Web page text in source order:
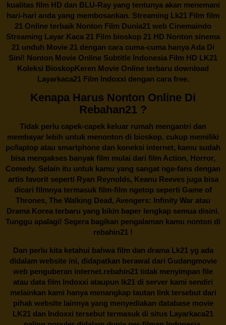
kualitas film HD dan BLU-Ray yang tentunya akan menemani
hari-hari anda yang membosankan. Streaming Lk21 Film film
21 Online terbaik Nonton Film Dunia21 web Cinemaindo
Streaming Layar Kaca 21 Film bioskop 21 HD Nonton sinema
21 unduh Movie 21 dengan cara cuma-cuma hanya Ada Di
Sini! Nonton Movie Online Subtitle Indonesia Film HD LK21
Koleksi BioskopKeren Movie Online terbaru download
Layarkaca21 Film Indoxxi dengan cara free.
Kenapa Harus Nonton Online Di
Rebahan21 ?
Tidak perlu capek-capek keluar rumah mengantri dan
membayar lebih untuk menonton di bioskop, cukup memiliki
pc/laptop atau smartphone dan koneksi internet, kamu sudah
bisa mengakses banyak film mulai dari film Action, Horror,
Comedy. Selain itu untuk kamu yang sangat nge-fans dengan
artis favorit seperti Ryan Reynolds, Keanu Reeves juga bisa
dicari filmnya termasuk film-film ngetop seperti Game of
Thrones, The Walking Dead, Avengers: Infinity War atau
Drama Korea terbaru yang bikin baper lengkap semua disini.
Tunggu apalagi! Segera bagikan pengalaman kamu nonton di
rebahin21 !
Dan perlu kita ketahui bahwa film dan dramaLk21yg ada
didalam website ini, didapatkan berawal dari Gudangmovie
web penguberan internet.rebahin21 tidak menyimpan file
atau data film Indoxxi ataupun lk21 di server kami sendiri
melainkan kami hanya menangkap tautan link tersebut dari
pihak website lainnya yang menyediakan database movie
LK21 dan Indoxxi tersebut termasuk di situs Layarkaca21